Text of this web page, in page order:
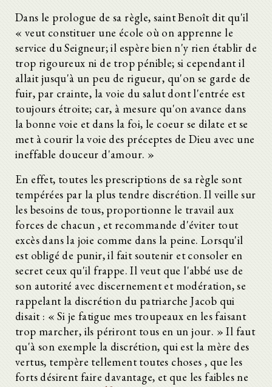
Dans le prologue de sa règle, saint Benoît dit qu'il
« veut constituer une école où on apprenne le
service du Seigneur; il espère bien n'y rien établir de
trop rigoureux ni de trop pénible; si cependant il
allait jusqu'à un peu de rigueur, qu'on se garde de
fuir, par crainte, la voie du salut dont l'entrée est
toujours étroite; car, à mesure qu'on avance dans
la bonne voie et dans la foi, le coeur se dilate et se
met à courir la voie des préceptes de Dieu avec une
ineffable douceur d'amour. »
En effet, toutes les prescriptions de sa règle sont
tempérées par la plus tendre discrétion. Il veille sur
les besoins de tous, proportionne le travail aux
forces de chacun , et recommande d'éviter tout
excès dans la joie comme dans la peine. Lorsqu'il
est obligé de punir, il fait soutenir et consoler en
secret ceux qu'il frappe. Il veut que l'abbé use de
son autorité avec discernement et modération, se
rappelant la discrétion du patriarche Jacob qui
disait : « Si je fatigue mes troupeaux en les faisant
trop marcher, ils périront tous en un jour. » Il faut
qu'à son exemple la discrétion, qui est la mère des
vertus, tempère tellement toutes choses , que les
forts désirent faire davantage, et que les faibles ne